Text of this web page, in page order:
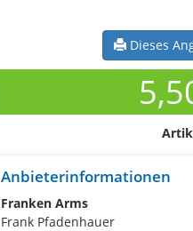
Dieses
Anbieterinformationen
Franken Arms
Frank Pfadenhauer